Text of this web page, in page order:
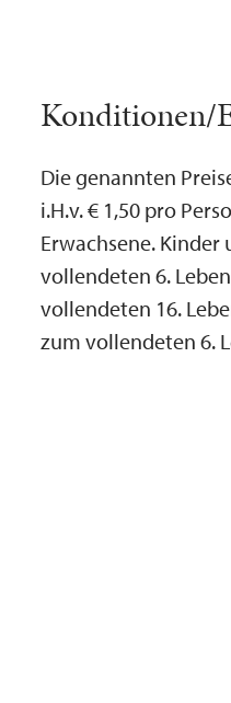
Konditionen/
Die genannten
i.H.v. € 1,50 pro
Erwachsene.
vollendeten 6.
vollendeten 16.
zum vollendeten 6.